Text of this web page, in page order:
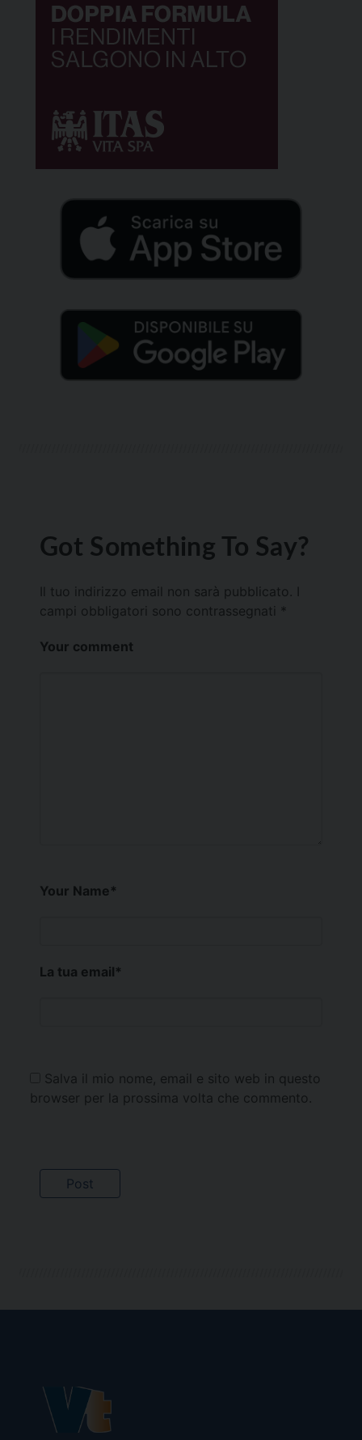
Got Something To Say?
Il tuo indirizzo email non sarà pubblicato.
campi obbligatori sono contrassegnati *
Your comment
Your Name*
La tua email*
Salva il mio nome, email e sito web in questo
browser per la prossima volta che commento.